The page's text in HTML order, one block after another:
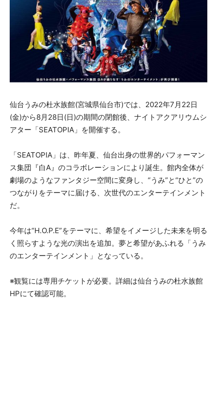
仙台うみの杜水族館(宮城県仙台市)では、2022年7月22日
(金)から8月28日(日)の期間の閉館後、ナイトアクアリウムシ
アター「SEATOPIA」を開催する。
「SEATOPIA」は、昨年夏、仙台出身の世界的パフォーマン
ス集団『白A』のコラボレーションにより誕生。館内全体が
劇場のようなファンタジー空間に変身し、“うみ”と“ひと”の
つながりをテーマに届ける、次世代のエンターテインメント
だ。
今年は“H.O.P.E”をテーマに、希望をイメージした未来を明る
く照らすような光の演出を追加。夢と希望があふれる「うみ
のエンターテインメント」となっている。
※観覧には専用チケットが必要。詳細は仙台うみの杜水族館
HPにて確認可能。